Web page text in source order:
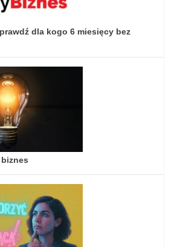
dla kogo 6 miesięcy bez
biznes